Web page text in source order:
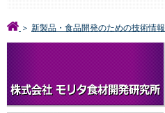
＞ 新製品・食品開発のための技術情報